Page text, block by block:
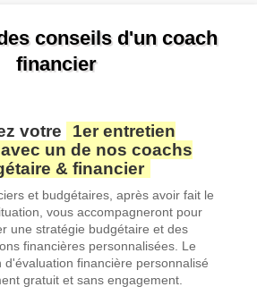
conseils d'un coach
financier
votre
1er entretien
avec un de nos coachs
& financier
et budgétaires, après avoir fait le
vous accompagneront pour
une stratégie budgétaire et des
financières personnalisées. Le
d'évaluation financière personnalisé
gratuit et sans engagement.